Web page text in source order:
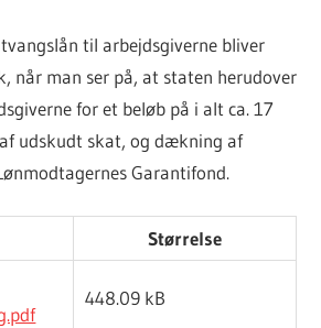
til arbejdsgiverne bliver
når man ser på, at staten herudover
for et beløb på i alt ca. 17
udskudt skat, og dækning af
Garantifond.
Størrelse
448.09 kB